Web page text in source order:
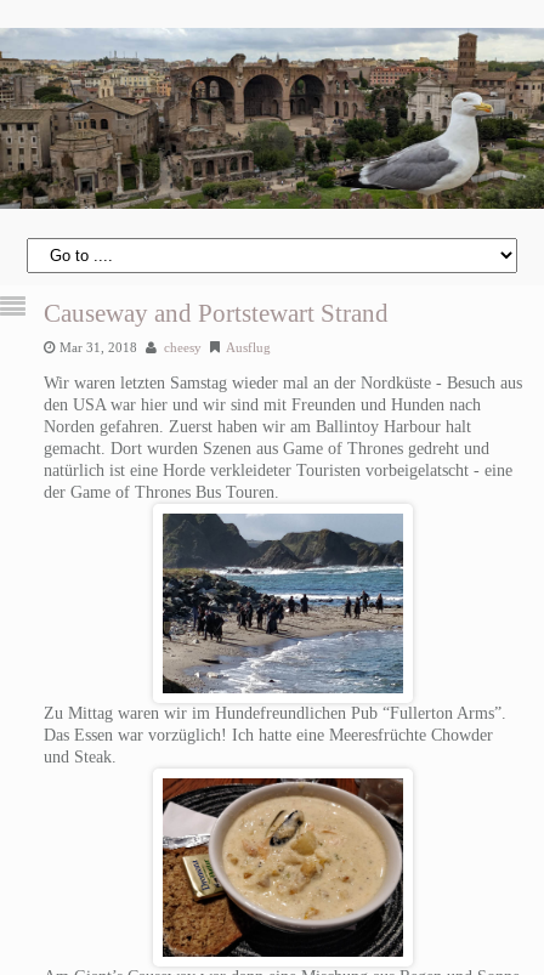
Causeway and Portstewart Strand
Mar 31, 2018 cheesy Ausflug
Wir waren letzten Samstag wieder mal an der Nordküste - Besuch aus
den USA war hier und wir sind mit Freunden und Hunden nach
Norden gefahren. Zuerst haben wir am Ballintoy Harbour halt
gemacht. Dort wurden Szenen aus Game of Thrones gedreht und
natürlich ist eine Horde verkleideter Touristen vorbeigelatscht - eine
der Game of Thrones Bus Touren.
Zu Mittag waren wir im Hundefreundlichen Pub “Fullerton Arms”.
Das Essen war vorzüglich! Ich hatte eine Meeresfrüchte Chowder
und Steak.